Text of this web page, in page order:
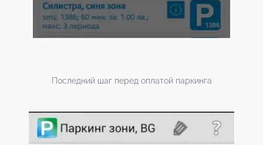
Последний шаг перед оплатой паркинга